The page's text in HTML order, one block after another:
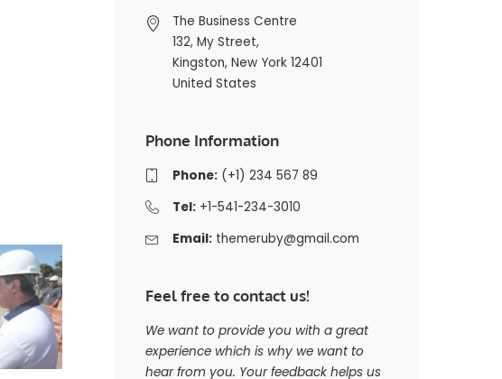
The Business Centre
132, My Street,
Kingston, New York 12401
United States
Phone Information
Phone:(+1) 234 567 89
Tel:+1-541-234-3010
Email: themeruby@gmail.com
Feel free to contact us!
We want to provide you with a great
experience which is why we want to
hear from you. Your feedback helps us